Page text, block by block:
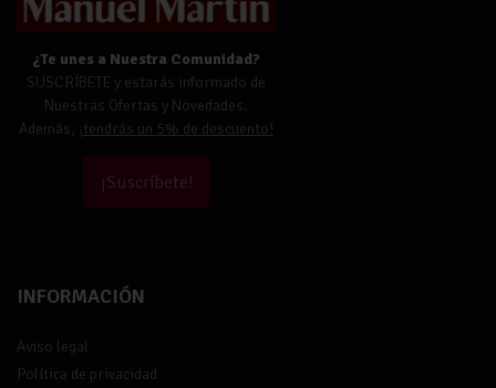
¿Te unes a Nuestra Comunidad?
SUSCRÍBETE y estarás informado de
Nuestras Ofertas y Novedades.
Además, ¡tendrás un 5% de descuento!
¡Suscríbete!
INFORMACIÓN
Aviso legal
Política de privacidad